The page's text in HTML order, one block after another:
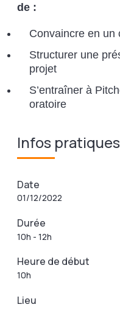
de :
Convaincre en un
Structurer une
projet
S’entraîner à
oratoire
Infos pratiques
Date
01/12/2022
Durée
10h - 12h
Heure de début
10h
Lieu